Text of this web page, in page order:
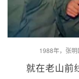
1988年，张
就在老山前